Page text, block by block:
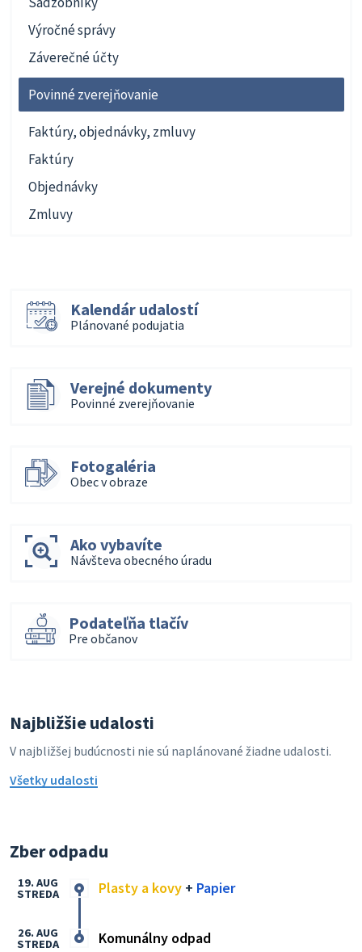
Výročné správy
Záverečné účty
Povinné zverejňovanie
Faktúry, objednávky, zmluvy
Faktúry
Objednávky
Zmluvy
Kalendár udalostí
Plánované podujatia
Verejné dokumenty
Povinné zverejňovanie
Fotogaléria
Obec v obraze
Ako vybavíte
Návšteva obecného úradu
Podateľňa tlačív
Pre občanov
Najbližšie udalosti
V najbližšej budúcnosti nie sú naplánované žiadne udalosti.
Všetky udalosti
Zber odpadu
Plasty a kovy + Papier
19. AUG
STREDA
Komunálny odpad
26. AUG
STREDA